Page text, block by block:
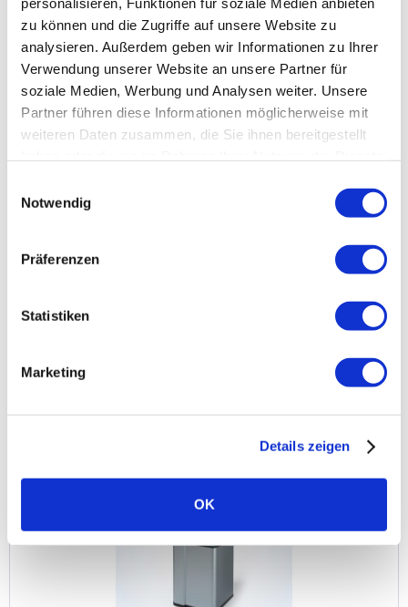
zu können und die Zugriffe auf unsere Website zu
analysieren. Außerdem geben wir Informationen zu Ihrer
Verwendung unserer Website an unsere Partner für
soziale Medien, Werbung und Analysen weiter. Unsere
Partner führen diese Informationen möglicherweise mit
weiteren Daten zusammen, die Sie ihnen bereitgestellt
Cookies, wenn Sie unsere Webseite weiterhin nutzen.
Notwendig
Präferenzen
Statistiken
Marketing
Details zeigen
OK
weiß. Jetzt bei AVALESS günstig kaufen & mieten!
Preis auf Anfrage
Das Standmodell der Pearlmax 5 Tafelwasseranlage von
Preis auf Anfrage